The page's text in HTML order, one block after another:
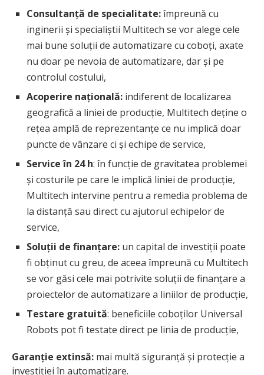
Consultanță de specialitate:împreună cu
inginerii și specialiștii Multitech se vor alege cele
mai bune soluții de automatizare cu coboți, axate
nu doar pe nevoia de automatizare, dar și pe
controlul costului,
Acoperire națională: indiferent de localizarea
geografică a liniei de producție, Multitech deține o
rețea amplă de reprezentanțe ce nu implică doar
puncte de vânzare ci și echipe de service,
Service în 24 h: în funcție de gravitatea problemei
și costurile pe care le implică liniei de producție,
Multitech intervine pentru a remedia problema de
la distanță sau direct cu ajutorul echipelor de
service,
Soluții de finanțare: un capital de investiții poate
fi obținut cu greu, de aceea împreună cu Multitech
se vor găsi cele mai potrivite soluții de finanțare a
proiectelor de automatizare a liniilor de producție,
Testare gratuită: beneficiile coboților Universal
Robots pot fi testate direct pe linia de producție,
Garanție extinsă: mai multă siguranță și protecție a
investiției în automatizare.